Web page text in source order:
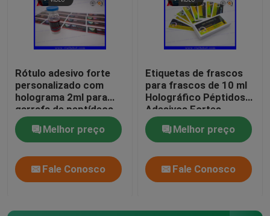
Rótulo adesivo forte
personalizado com
holograma 2ml para
garrafa de peptídeos
Melhor preço
Fale Conosco
Etiquetas de frascos
para frascos de 10 ml
Holográfico Péptidos
Adesivos Fortes
Farmacêuticos
Etiquetas de frascos
25x60mm
Melhor preço
Fale Conosco